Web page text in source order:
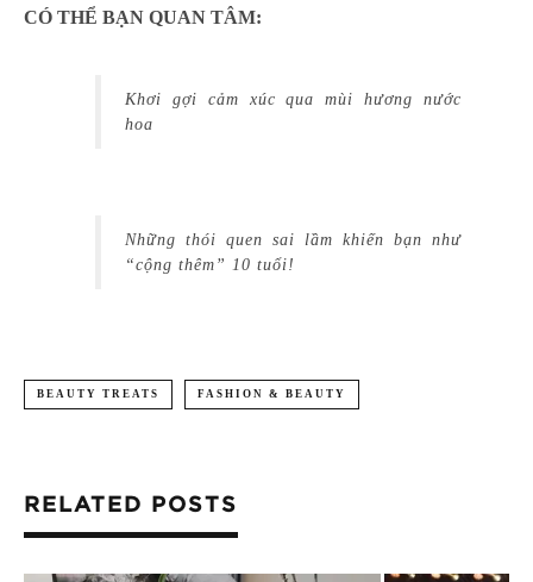
CÓ THỂ BẠN QUAN TÂM:
Khơi gợi cảm xúc qua mùi hương nước
hoa
Những thói quen sai lầm khiến bạn như
“cộng thêm” 10 tuổi!
BEAUTY TREATS FASHION & BEAUTY
RELATED POSTS